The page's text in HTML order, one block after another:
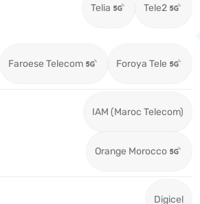
Telia Tele2
Faroese Telecom Foroya Tele
IAM (Maroc Telecom)
Orange Morocco
Digicel